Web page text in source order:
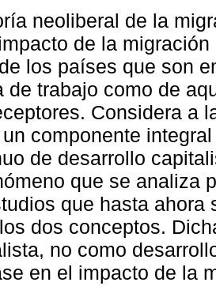
neoliberal de la
de la
los países que son
de trabajo como de
Considera a
componente
de desarrollo
que se analiza
que hasta ahora
dos conceptos.
no como
en el impacto de la